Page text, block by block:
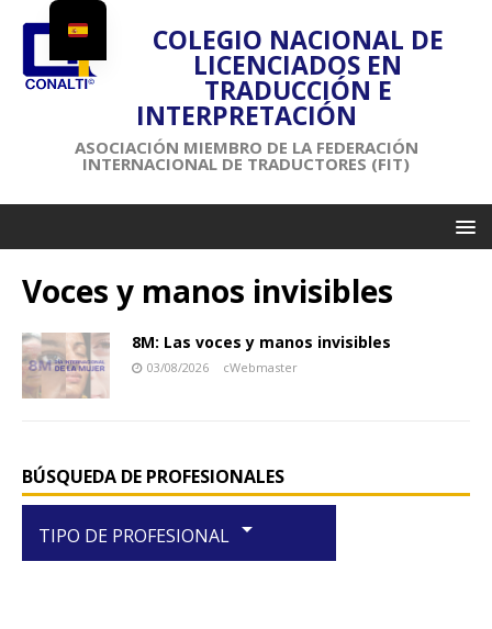
COLEGIO NACIONAL DE
LICENCIADOS EN
TRADUCCIÓN E
INTERPRETACIÓN
ASOCIACIÓN MIEMBRO DE LA FEDERACIÓN
INTERNACIONAL DE TRADUCTORES (FIT)
Voces y manos invisibles
8M: Las voces y manos invisibles
03/08/2026 cWebmaster
BÚSQUEDA DE PROFESIONALES
TIPO DE PROFESIONAL arrow_drop_down